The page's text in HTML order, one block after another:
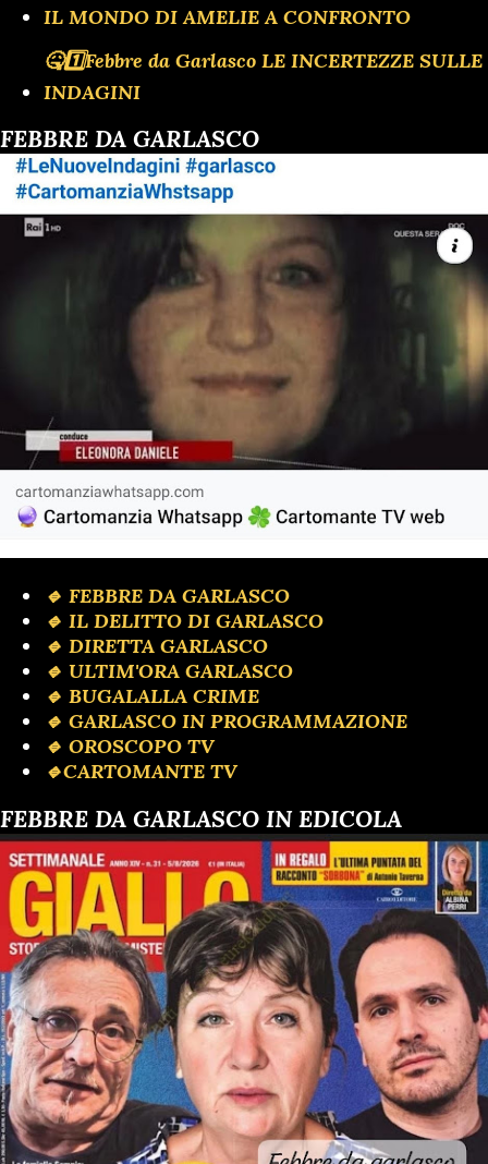
IL MONDO DI AMELIE A CONFRONTO
🤒1️⃣Febbre da Garlasco LE INCERTEZZE SULLE
INDAGINI
FEBBRE DA GARLASCO
🔹 FEBBRE DA GARLASCO
🔹 IL DELITTO DI GARLASCO
🔹️ DIRETTA GARLASCO
🔹 ULTIM'ORA GARLASCO
🔹️ BUGALALLA CRIME
🔹️ GARLASCO IN PROGRAMMAZIONE
🔹️ OROSCOPO TV
🔹️CARTOMANTE TV
FEBBRE DA GARLASCO IN EDICOLA